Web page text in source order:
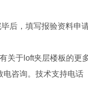
后，填写报验资料申请
关于loft夹层楼板的更
咨询。技术支持电话